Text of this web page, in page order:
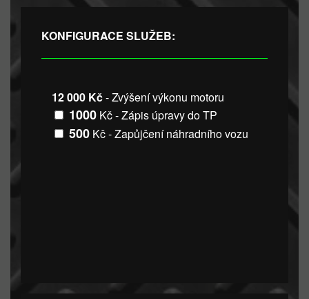
KONFIGURACE SLUŽEB:
12 000 Kč- Zvýšení výkonu motoru
1000 Kč - Zápis úpravy do TP
500 Kč - Zapůjčení náhradního vozu